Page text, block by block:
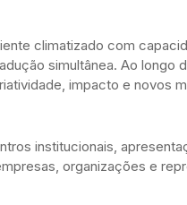
climatizado com
simultânea. Ao longo
impacto e novos
institucionais,
organizações e